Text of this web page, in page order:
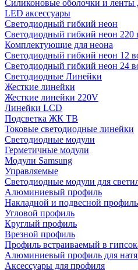
Силиконовые оболочки и ленты
LED аксессуары
Светодиодный гибкий неон
Светодиодный гибкий неон 220
Комплектующие для неона
Светодиодный гибкий неон 12
Светодиодный гибкий неон 24
Светодиодные Линейки
Жесткие линейки
Жесткие линейки 220V
Линейки LCD
Подсветка ЖК ТВ
Токовые светодиодные линейки
Светодиодные модули
Герметичные модули
Модули Samsung
Управляемые
Светодиодные модули для
Алюминиевый профиль
Накладной и подвесной профиль
Угловой профиль
Круглый профиль
Врезной профиль
Профиль встраиваемый в
Алюминиевый профиль для
Аксессуары для профиля